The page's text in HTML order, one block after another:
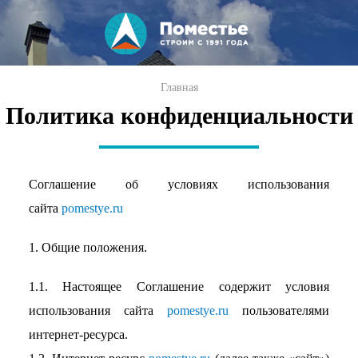
Перейти к
основному
содержанию
Главная
Политика конфиденциальности
Соглашение об условиях использования
сайта pomestye.ru
1. Общие положения.
1.1. Настоящее Соглашение содержит условия
использования сайтаpomestye.ru пользователями
интернет-ресурса.